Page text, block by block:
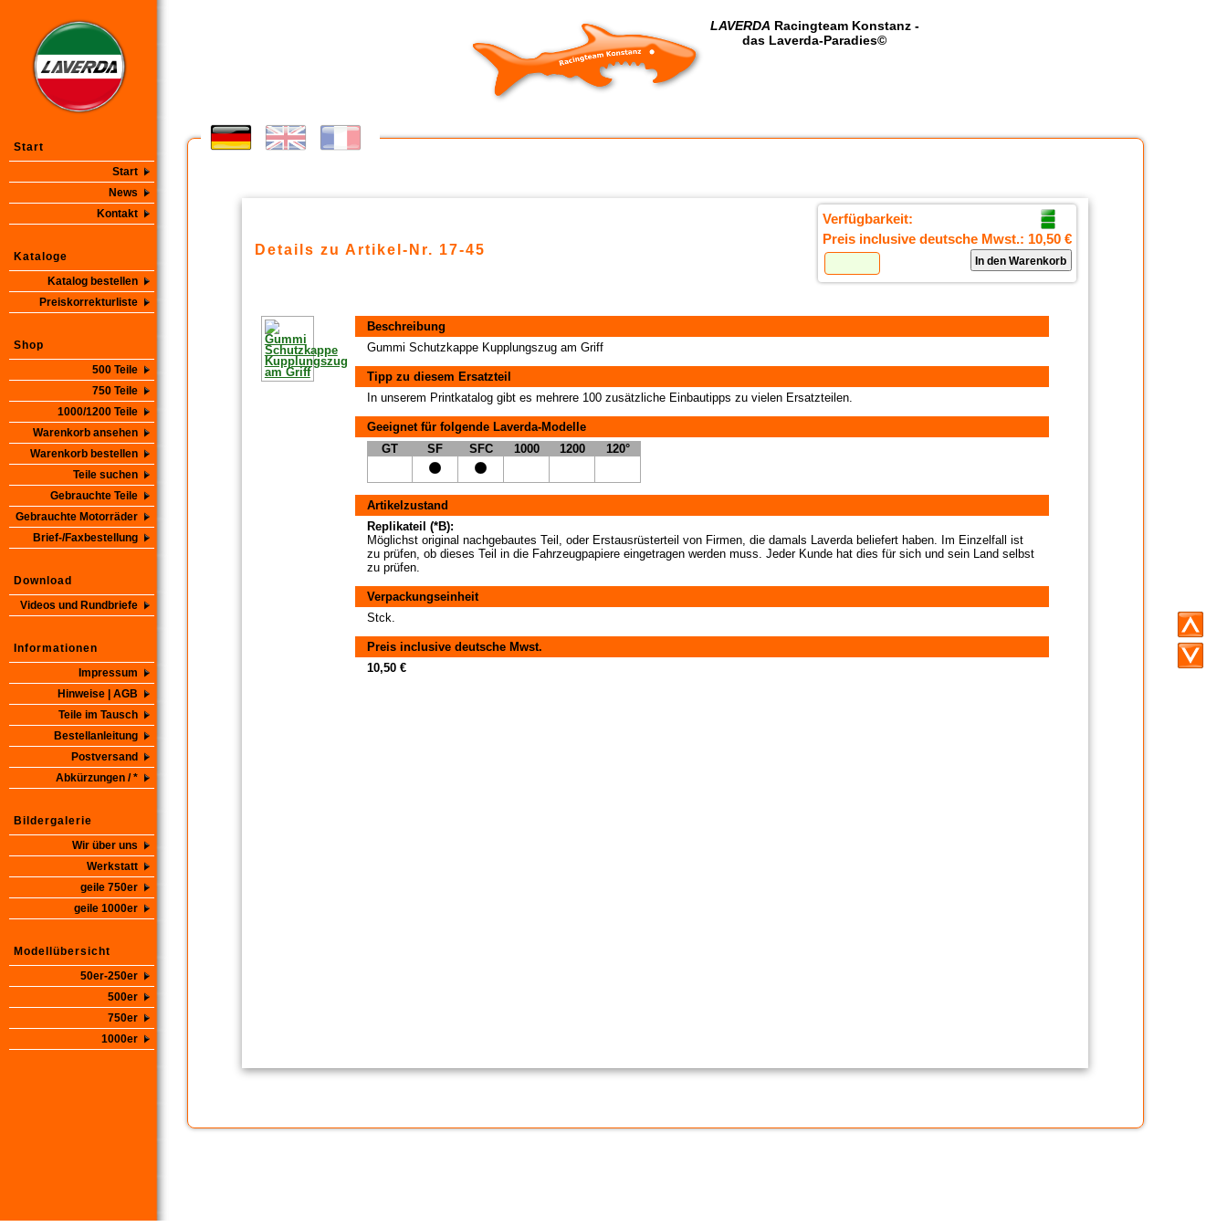
Start
Start
News
Kontakt
Kataloge
Katalog bestellen
Preiskorrekturliste
Shop
500 Teile
750 Teile
1000/1200 Teile
Warenkorb ansehen
Warenkorb bestellen
Teile suchen
Gebrauchte Teile
Gebrauchte Motorräder
Brief-/Faxbestellung
Download
Videos und Rundbriefe
Informationen
Impressum
Hinweise | AGB
Teile im Tausch
Bestellanleitung
Postversand
Abkürzungen / *
Bildergalerie
Wir über uns
Werkstatt
geile 750er
geile 1000er
Modellübersicht
50er-250er
500er
750er
1000er
LAVERDA Racingteam Konstanz -
das Laverda-Paradies©
Verfügbarkeit:
Preis inclusive deutsche Mwst.: 10,50 €
Details zu Artikel-Nr. 17-45
Beschreibung
Gummi Schutzkappe Kupplungszug am Griff
Tipp zu diesem Ersatzteil
In unserem Printkatalog gibt es mehrere 100 zusätzliche Einbautipps zu vielen Ersatzteilen.
Geeignet für folgende Laverda-Modelle
GT
SF SFC 1000 1200 120°
Artikelzustand
Replikateil (*B):
Möglichst original nachgebautes Teil, oder Erstausrüsterteil von Firmen, die damals Laverda beliefert haben. Im Einzelfall ist
zu prüfen, ob dieses Teil in die Fahrzeugpapiere eingetragen werden muss. Jeder Kunde hat dies für sich und sein Land selbst
zu prüfen.
Verpackungseinheit
Stck.
Preis inclusive deutsche Mwst.
10,50 €